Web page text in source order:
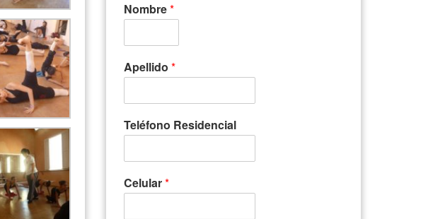
Nombre*
Apellido *
Teléfono Residencial
Celular*